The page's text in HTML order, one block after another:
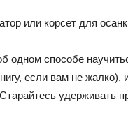
или корсет для
одном способе
если вам не жалко),
удерживать